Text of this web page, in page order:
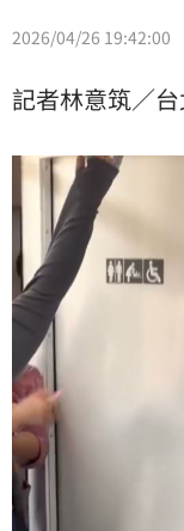
2026/04/26 19:42:00
記者林意筑／